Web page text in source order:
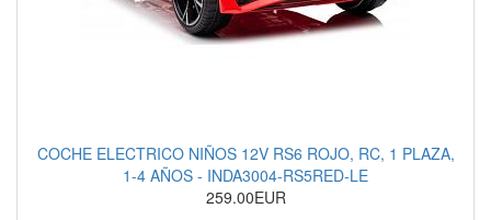
COCHE ELECTRICO NIÑOS 12V RS6 ROJO, RC, 1 PLAZA,
1-4 AÑOS - INDA3004-RS5RED-LE
259.00EUR